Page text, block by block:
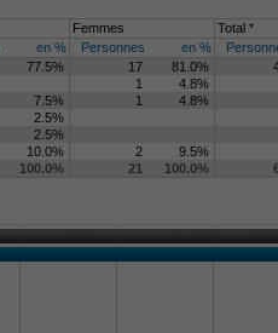
Femmes
Total *
en % Personnes en %
77.5% 17 81.0%
1
4.8%
7.5% 1
4.8%
2.5%
2.5%
10.0% 2
9.5%
100.0% 21 100.0%